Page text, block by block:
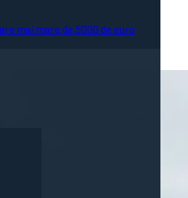
mai mare de 5000 de euro